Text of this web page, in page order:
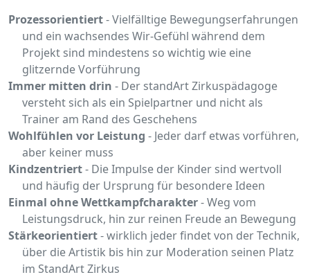
Prozessorientiert- Vielfälltige Bewegungserfahrungen
und ein wachsendes Wir-Gefühl während dem
Projekt sind mindestens so wichtig wie eine
glitzernde Vorführung
Immer mitten drin - Der standArt Zirkuspädagoge
versteht sich als ein Spielpartner und nicht als
Trainer am Rand des Geschehens
Wohlfühlen vor Leistung - Jeder darf etwas vorführen,
aber keiner muss
Kindzentriert- Die Impulse der Kinder sind wertvoll
und häufig der Ursprung für besondere Ideen
Einmal ohne Wettkampfcharakter- Weg vom
Leistungsdruck, hin zur reinen Freude an Bewegung
Stärkeorientiert- wirklich jeder findet von der Technik,
über die Artistik bis hin zur Moderation seinen Platz
im StandArt Zirkus